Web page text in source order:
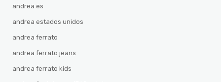
andrea es
andrea estados unidos
andrea ferrato
andrea ferrato jeans
andrea ferrato kids